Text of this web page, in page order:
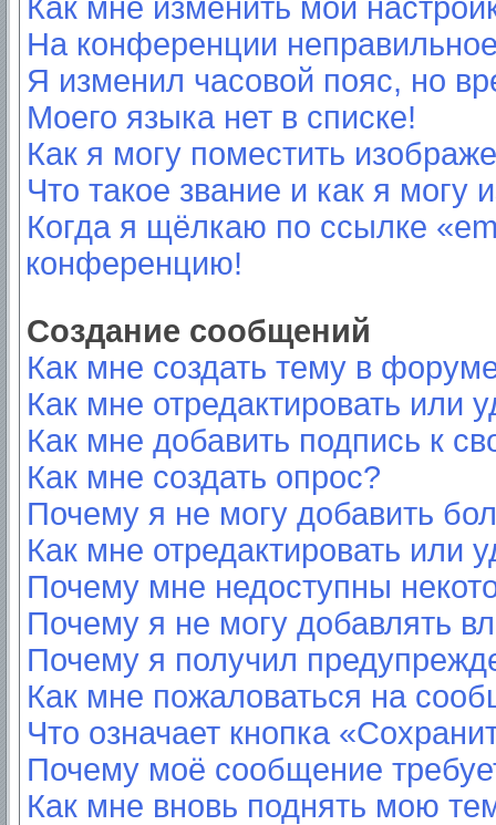
Как мне изменить мои
На конференции
Я изменил часовой пояс, но
Моего языка нет в списке!
Как я могу поместить
Что такое звание и как я могу
Когда я щёлкаю по ссылке
конференцию!
Создание сообщений
Как мне создать тему в
Как мне отредактировать или
Как мне добавить подпись к
Как мне создать опрос?
Почему я не могу добавить
Как мне отредактировать или
Почему мне недоступны
Почему я не могу добавлять
Почему я получил
Как мне пожаловаться на
Что означает кнопка
Почему моё сообщение
Как мне вновь поднять мою